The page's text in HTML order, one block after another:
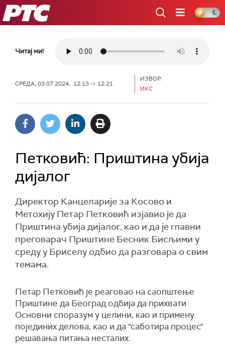
РТС
Читај ми!
СРЕДА, 03.07.2024, 12:13 -> 12:21
ИЗВОР:
ИКС
Петковић: Приштина убија
дијалог
Директор Канцеларије за Косово и
Метохију Петар Петковић изјавио је да
Приштина убија дијалог, као и да је главни
преговарач Приштине Бесник Бисљими у
среду у Бриселу одбио да разговара о свим
темама.
Петар Петковић је реаговао на саопштење
Приштине да Београд одбија да прихвати
Основни споразум у целини, као и примену
појединих делова, као и да "саботира процес"
решавања питања несталих.